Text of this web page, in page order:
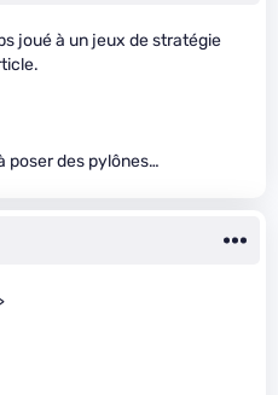
joué à un jeux de stratégie
poser des pylônes…